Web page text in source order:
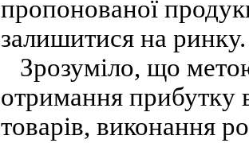
пропонованої
залишитися на ринку.
Зрозуміло, що
отримання прибутку
товарів, виконання